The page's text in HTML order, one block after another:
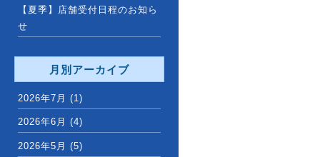
【夏季】店舗受付日程のお知ら
せ
月別アーカイブ
2026年7月 (1)
2026年6月 (4)
2026年5月 (5)